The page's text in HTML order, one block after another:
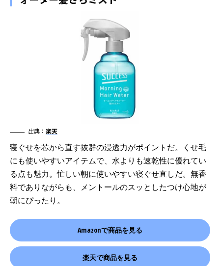
出典： 楽天
寝ぐせを芯から直す抜群の浸透力がポイントだ。くせ毛
にも使いやすいアイテムで、水よりも速乾性に優れてい
る点も魅力。忙しい朝に使いやすい寝ぐせ直しだ。無香
料でありながらも、メントールのスッとしたつけ心地が
朝にぴったり。
Amazonで商品を見る
楽天で商品を見る